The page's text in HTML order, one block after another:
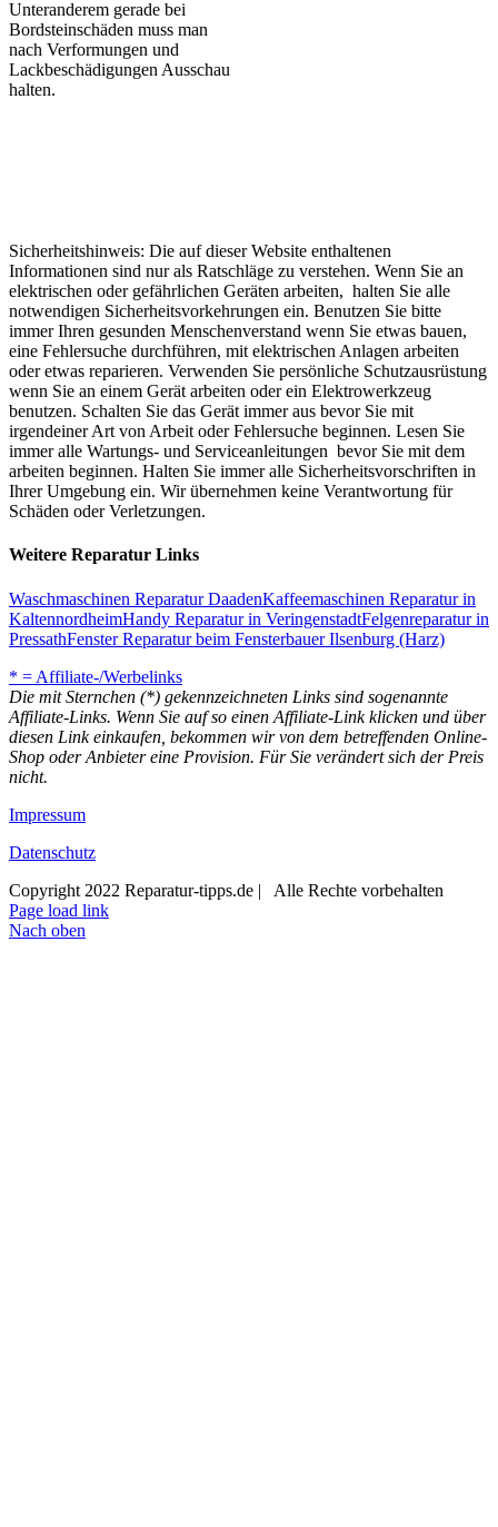
Unteranderem gerade bei
Bordsteinschäden muss man
nach Verformungen und
Lackbeschädigungen Ausschau
halten.
Sicherheitshinweis: Die auf dieser Website enthaltenen
Informationen sind nur als Ratschläge zu verstehen. Wenn Sie an
elektrischen oder gefährlichen Geräten arbeiten, halten Sie alle
notwendigen Sicherheitsvorkehrungen ein. Benutzen Sie bitte
immer Ihren gesunden Menschenverstand wenn Sie etwas bauen,
eine Fehlersuche durchführen, mit elektrischen Anlagen arbeiten
oder etwas reparieren. Verwenden Sie persönliche Schutzausrüstung
wenn Sie an einem Gerät arbeiten oder ein Elektrowerkzeug
benutzen. Schalten Sie das Gerät immer aus bevor Sie mit
irgendeiner Art von Arbeit oder Fehlersuche beginnen. Lesen Sie
immer alle Wartungs- und Serviceanleitungen bevor Sie mit dem
arbeiten beginnen. Halten Sie immer alle Sicherheitsvorschriften in
Ihrer Umgebung ein. Wir übernehmen keine Verantwortung für
Schäden oder Verletzungen.
Weitere Reparatur Links
Waschmaschinen Reparatur DaadenKaffeemaschinen Reparatur in
KaltennordheimHandy Reparatur in VeringenstadtFelgenreparatur in
PressathFenster Reparatur beim Fensterbauer Ilsenburg (Harz)
* = Affiliate-/Werbelinks
Die mit Sternchen (*) gekennzeichneten Links sind sogenannte
Affiliate-Links. Wenn Sie auf so einen Affiliate-Link klicken und über
diesen Link einkaufen, bekommen wir von dem betreffenden Online-
Shop oder Anbieter eine Provision. Für Sie verändert sich der Preis
nicht.
Impressum
Datenschutz
Copyright 2022 Reparatur-tipps.de | Alle Rechte vorbehalten
Page load link
Nach oben